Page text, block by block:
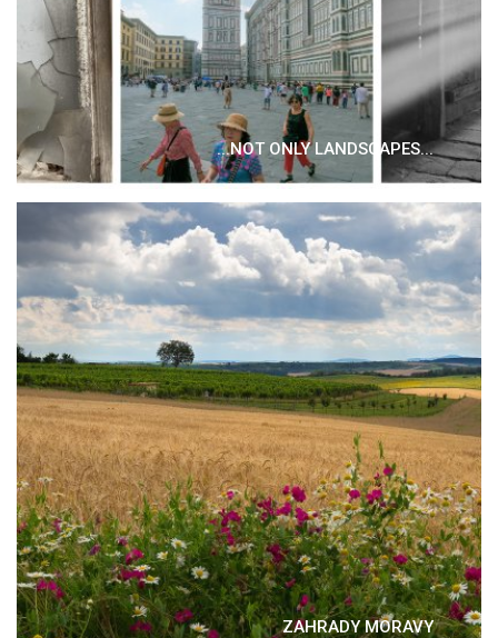
...NOT ONLY LANDSCAPES...
ZAHRADY MORAVY